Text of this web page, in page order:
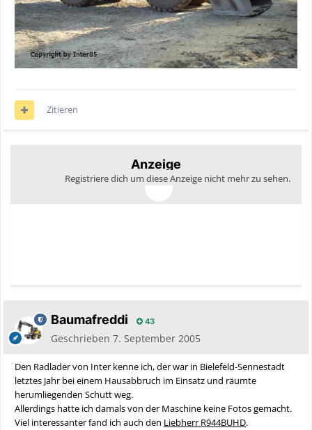
Zitieren
Anzeige
Registriere dich um diese Anzeige nicht mehr zu sehen.
Baumafreddi 43
Geschrieben 7. September 2005
Den Radlader von Inter kenne ich, der war in Bielefeld-Sennestadt
letztes Jahr bei einem Hausabbruch im Einsatz und räumte
herumliegenden Schutt weg.
Allerdings hatte ich damals von der Maschine keine Fotos gemacht.
Viel interessanter fand ich auch den Liebherr R944BUHD.